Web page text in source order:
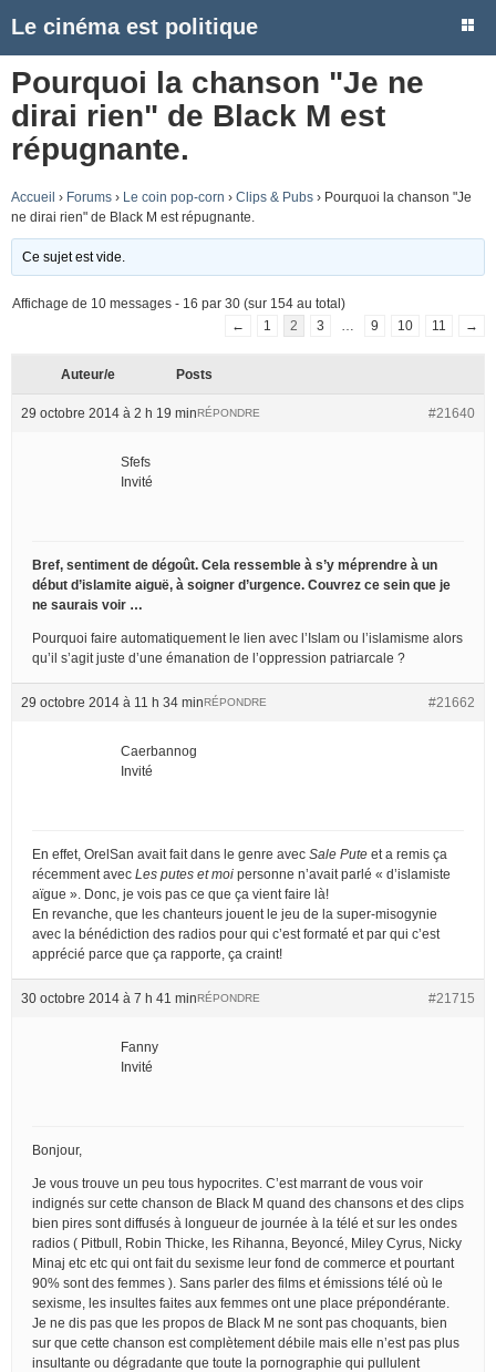
Le cinéma est politique
Pourquoi la chanson "Je ne
dirai rien" de Black M est
répugnante.
Accueil › Forums › Le coin pop-corn › Clips & Pubs › Pourquoi la chanson "Je
ne dirai rien" de Black M est répugnante.
Ce sujet est vide.
Affichage de 10 messages - 16 par 30 (sur 154 au total)
←
1 2 3 9 10 11 →
Auteur/e Posts
29 octobre 2014 à 2 h 19 min #21640
RÉPONDRE
Sfefs
Invité
Bref, sentiment de dégoût. Cela ressemble à s’y méprendre à un
début d’islamite aiguë, à soigner d’urgence. Couvrez ce sein que je
ne saurais voir …
Pourquoi faire automatiquement le lien avec l’Islam ou l’islamisme alors
qu’il s’agit juste d’une émanation de l’oppression patriarcale ?
29 octobre 2014 à 11 h 34 min #21662
RÉPONDRE
Caerbannog
Invité
En effet, OrelSan avait fait dans le genre avec Sale Pute et a remis ça
récemment avec Les putes et moi personne n’avait parlé « d’islamiste
aïgue ». Donc, je vois pas ce que ça vient faire là!
En revanche, que les chanteurs jouent le jeu de la super-misogynie
avec la bénédiction des radios pour qui c’est formaté et par qui c’est
apprécié parce que ça rapporte, ça craint!
30 octobre 2014 à 7 h 41 min #21715
RÉPONDRE
Fanny
Invité
Bonjour,
Je vous trouve un peu tous hypocrites. C’est marrant de vous voir
indignés sur cette chanson de Black M quand des chansons et des clips
bien pires sont diffusés à longueur de journée à la télé et sur les ondes
radios ( Pitbull, Robin Thicke, les Rihanna, Beyoncé, Miley Cyrus, Nicky
Minaj etc etc qui ont fait du sexisme leur fond de commerce et pourtant
90% sont des femmes ). Sans parler des films et émissions télé où le
sexisme, les insultes faites aux femmes ont une place prépondérante.
Je ne dis pas que les propos de Black M ne sont pas choquants, bien
sur que cette chanson est complètement débile mais elle n’est pas plus
insultante ou dégradante que toute la pornographie qui pullulent